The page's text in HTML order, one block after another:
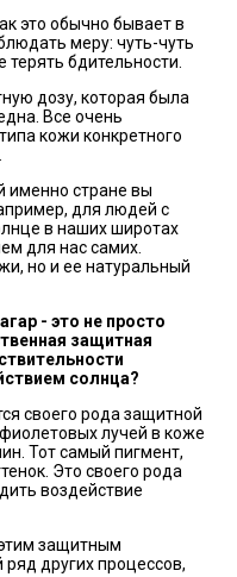
это обычно бывает в
меру: чуть-чуть
бдительности.
дозу, которая была
Все очень
кожи конкретного
именно стране вы
для людей с
в наших широтах
для нас самих.
но и ее натуральный
- это не просто
защитная
солнца?
своего рода защитной
лучей в коже
Тот самый пигмент,
Это своего рода
воздействие
защитным
других процессов,